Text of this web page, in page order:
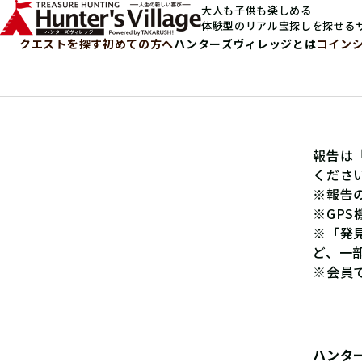
大人も子供も楽しめる
体験型のリアル宝探しを探せる
クエストを探す初めての方へハンターズヴィレッジとはコイン
報告は
くださ
※報告
※GPS
※「発
ど、一
※会員
ハンタ